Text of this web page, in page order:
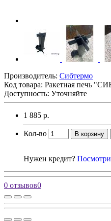
Производитель: Сибтермо
Код товара: Ракетная печь
Доступность: Уточняйте
1 885 р.
Кол-во В корзину
Нужен кредит?
0 отзывов0